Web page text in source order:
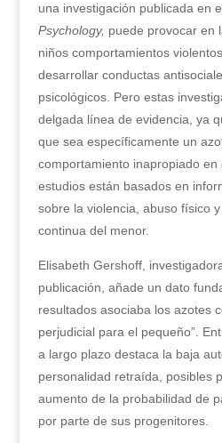
una investigación publicada en
Psychology, puede provocar en
niños comportamientos
desarrollar conductas
psicológicos. Pero estas
delgada línea de evidencia, ya
que sea específicamente un
comportamiento inapropiado en
estudios están basados en
sobre la violencia, abuso físico
continua del menor.
Elisabeth Gershoff,
publicación, añade un dato
resultados asociaba los azotes
perjudicial para el pequeño”.
a largo plazo destaca la baja
personalidad retraída, posibles
aumento de la probabilidad de
por parte de sus progenitores.